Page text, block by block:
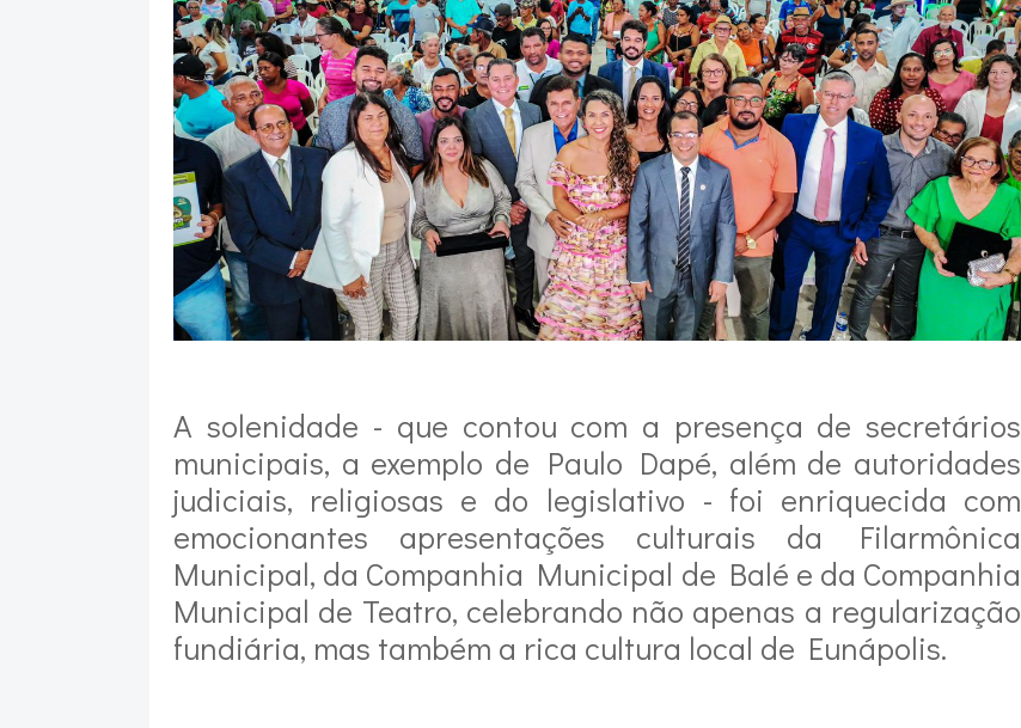
A solenidade - que contou com a presença de secretários
municipais, a exemplo de Paulo Dapé, além de autoridades
judiciais, religiosas e do legislativo - foi enriquecida com
emocionantes apresentações culturais da Filarmônica
Municipal, da Companhia Municipal de Balé e da Companhia
Municipal de Teatro, celebrando não apenas a regularização
fundiária, mas também a rica cultura local de Eunápolis.